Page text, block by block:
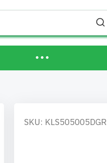
SKU: KLS505005DGR